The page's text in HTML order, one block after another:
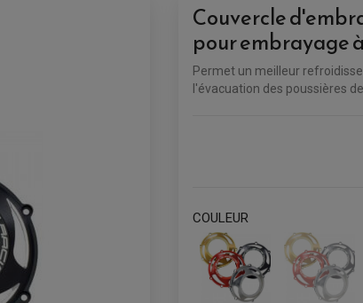
Couvercle
pour embrayage
Permet un meilleur
l'évacuation des poussières
COULEUR